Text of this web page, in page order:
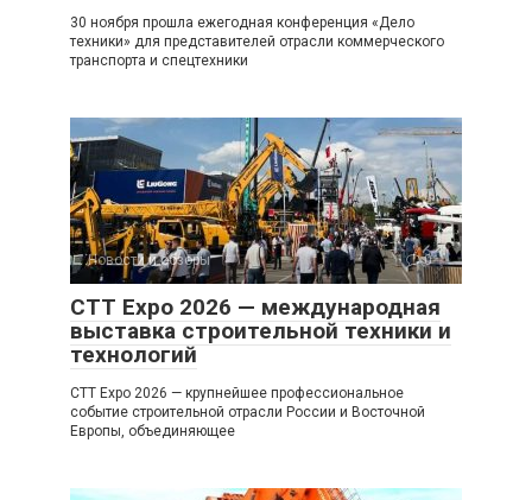
30 ноября прошла ежегодная конференция «Дело
техники» для представителей отрасли коммерческого
транспорта и спецтехники
Новости и обзоры 0
CTT Expo 2026 — международная
выставка строительной техники и
технологий
CTT Expo 2026 — крупнейшее профессиональное
событие строительной отрасли России и Восточной
Европы, объединяющее